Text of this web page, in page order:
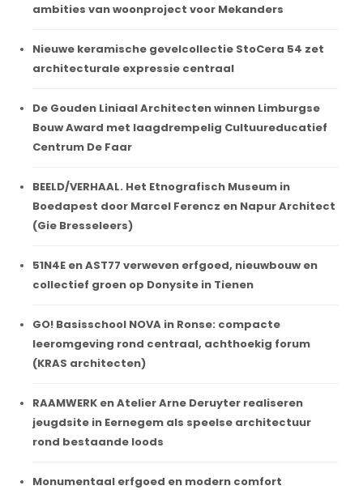
ambities van woonproject voor Mekanders
Nieuwe keramische gevelcollectie StoCera 54 zet
architecturale expressie centraal
De Gouden Liniaal Architecten winnen Limburgse
Bouw Award met laagdrempelig Cultuureducatief
Centrum De Faar
BEELD/VERHAAL. Het Etnografisch Museum in
Boedapest door Marcel Ferencz en Napur Architect
(Gie Bresseleers)
51N4E en AST77 verweven erfgoed, nieuwbouw en
collectief groen op Donysite in Tienen
GO! Basisschool NOVA in Ronse: compacte
leeromgeving rond centraal, achthoekig forum
(KRAS architecten)
RAAMWERK en Atelier Arne Deruyter realiseren
jeugdsite in Eernegem als speelse architectuur
rond bestaande loods
Monumentaal erfgoed en modern comfort